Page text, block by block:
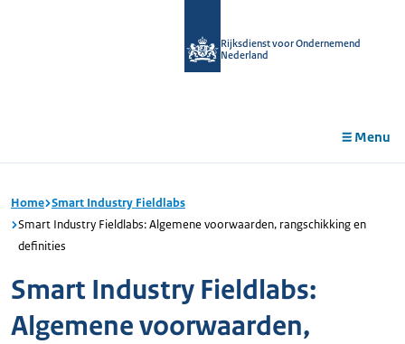
Rijksdienst voor Ondernemend
Nederland
Menu
Home Smart Industry Fieldlabs
Smart Industry Fieldlabs: Algemene voorwaarden, rangschikking en
definities
Smart Industry Fieldlabs:
Algemene voorwaarden,